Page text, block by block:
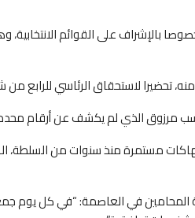
بالإشراف على القوائم
مرزوق الذي لم يكشف عن أرقام
مستمرة منذ سنوات من السلطة،
المحامين في العاصمة: “في كل يوم